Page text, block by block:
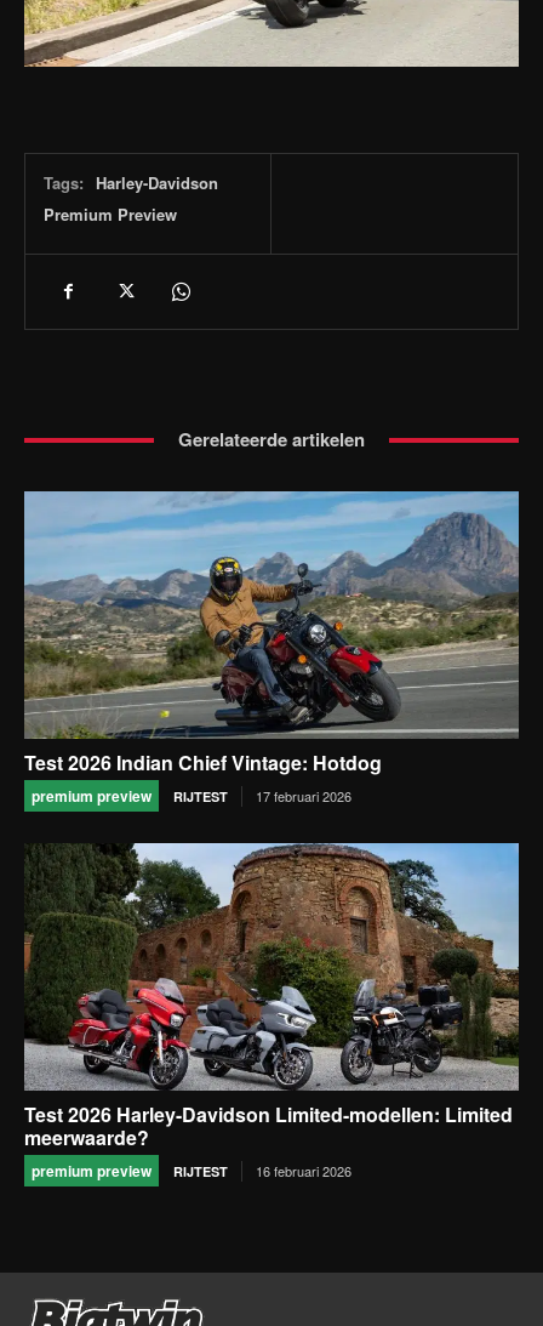
Tags:
Harley-Davidson
Premium Preview
Gerelateerde artikelen
Test 2026 Indian Chief Vintage: Hotdog
premium preview RIJTEST 17 februari 2026
Test 2026 Harley-Davidson Limited-modellen: Limited
meerwaarde?
premium preview RIJTEST 16 februari 2026